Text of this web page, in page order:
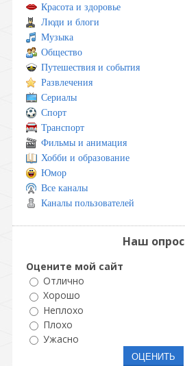
Красота и здоровье
Люди и блоги
Музыка
Общество
Путешествия и события
Развлечения
Сериалы
Спорт
Транспорт
Фильмы и анимация
Хобби и образование
Юмор
Все каналы
Каналы пользователей
Наш опрос
Оцените мой сайт
Отлично
Хорошо
Неплохо
Плохо
Ужасно